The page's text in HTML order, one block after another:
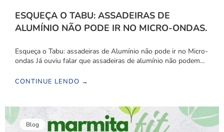
ESQUEÇA O TABU: ASSADEIRAS DE
ALUMÍNIO NÃO PODE IR NO MICRO-ONDAS.
Esqueça o Tabu: assadeiras de Alumínio não pode ir no Micro-
ondas Já ouviu falar que assadeiras de alumínio não podem…
CONTINUE LENDO →
Blog